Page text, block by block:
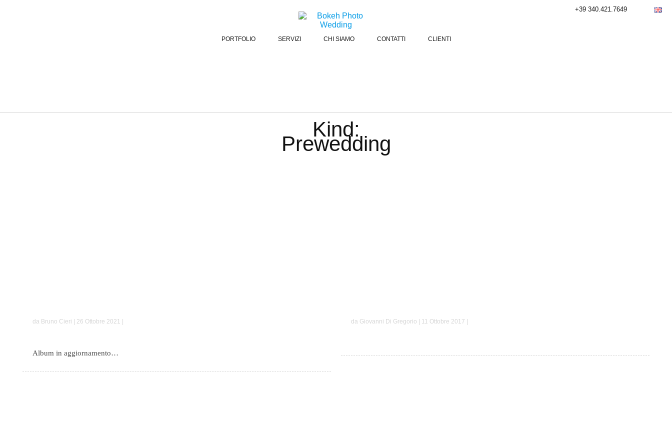
+39 340.421.7649
PORTFOLIO SERVIZI CHI SIAMO CONTATTI CLIENTI
Kind:
Prewedding
da Bruno Cieri | 26 Ottobre 2021 |
Album in aggiornamento…
da Giovanni Di Gregorio | 11 Ottobre 2017 |